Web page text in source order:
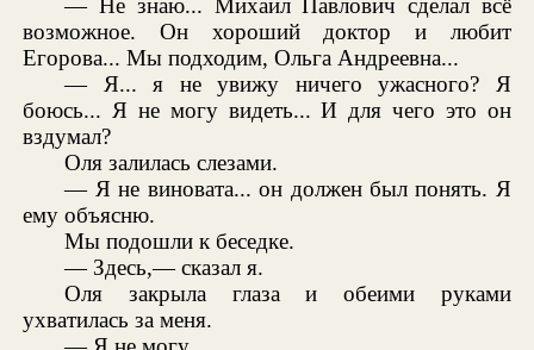
— Не знаю... Михаил Павлович сделал всё
возможное. Он хороший доктор и любит
Егорова... Мы подходим, Ольга Андреевна...
— Я... я не увижу ничего ужасного? Я
боюсь... Я не могу видеть... И для чего это он
вздумал?
Оля залилась слезами.
— Я не виновата... он должен был понять. Я
ему объясню.
Мы подошли к беседке.
— Здесь,— сказал я.
Оля закрыла глаза и обеими руками
ухватилась за меня.